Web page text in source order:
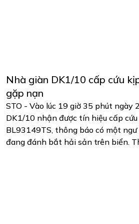
Nhà giàn DK1/10 cấp cứu
gặp nạn
STO - Vào lúc 19 giờ 35 phút ngày
DK1/10 nhận được tín hiệu cấp
BL93149TS, thông báo có một
đang đánh bắt hải sản trên biển.